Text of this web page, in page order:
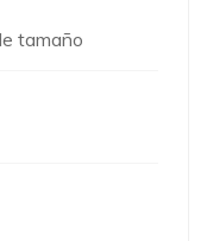
tamaño